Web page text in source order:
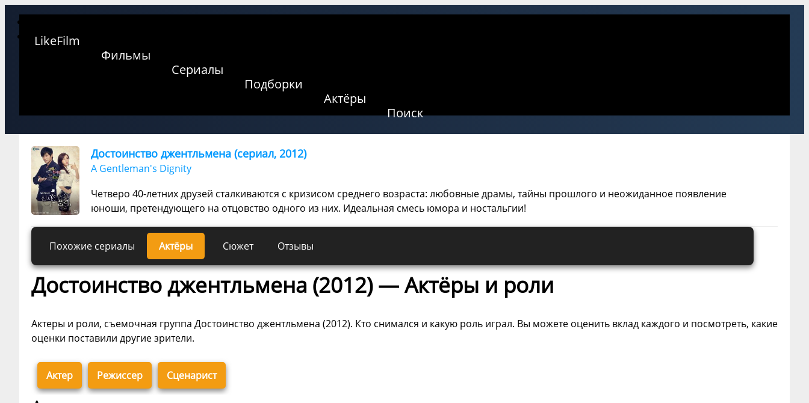
LikeFilm
Фильмы
Сериалы
Подборки
Актёры
Поиск
Достоинство джентльмена (сериал, 2012)
A Gentleman's Dignity
Четверо 40-летних друзей сталкиваются с кризисом среднего возраста: любовные драмы, тайны прошлого и неожиданное появление
юноши, претендующего на отцовство одного из них. Идеальная смесь юмора и ностальгии!
Похожие сериалы Актёры Сюжет Отзывы
Достоинство джентльмена (2012) — Актёры и роли
Актеры и роли, съемочная группа Достоинство джентльмена (2012). Кто снимался и какую роль играл. Вы можете оценить вклад каждого и посмотреть, какие
оценки поставили другие зрители.
Актер Режиссер Сценарист